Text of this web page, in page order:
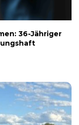
36-Jähriger